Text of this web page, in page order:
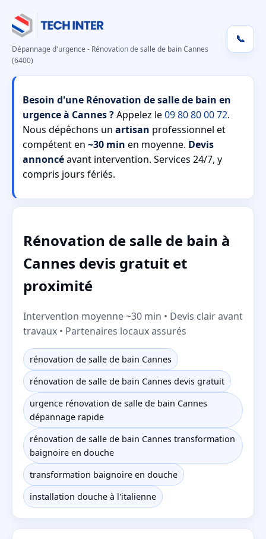
Dépannage d'urgence - Rénovation de salle de bain Cannes
(6400)
📞
Besoin d'une Rénovation de salle de bain en
urgence à Cannes ?Appelez le09 80 80 00 72.
Nous dépêchons un artisan professionnel et
compétent en ~30 min en moyenne. Devis
annoncéavant intervention. Services 24/7, y
compris jours fériés.
Rénovation de salle de bain à
Cannes devis gratuit et
proximité
Intervention moyenne ~30 min • Devis clair avant
travaux • Partenaires locaux assurés
rénovation de salle de bain Cannes
rénovation de salle de bain Cannes devis gratuit
urgence rénovation de salle de bain Cannes
dépannage rapide
rénovation de salle de bain Cannes transformation
baignoire en douche
transformation baignoire en douche
installation douche à l'italienne